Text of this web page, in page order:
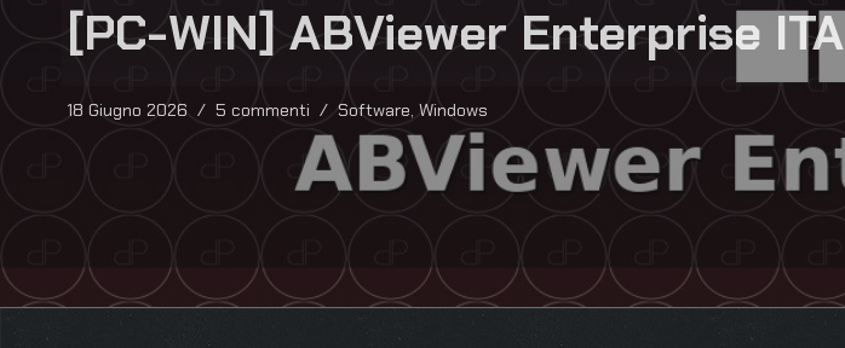
[PC-WIN] ABViewer Enterprise ITA
18 Giugno 2026 5 commenti Software,Windows